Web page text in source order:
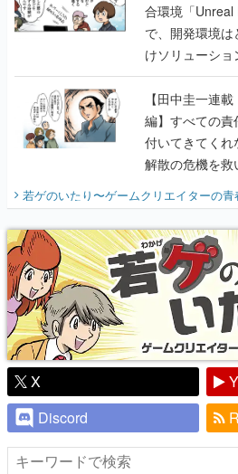
合環境「Unreal
で、開発環境
けソリューシ
に行って、よ
【田中圭一連
編】すべての責
付いてきてく
解散の危機を
『少年ジャン
り】
若ゲのいたり〜ゲームクリエイターの青
X
Discord